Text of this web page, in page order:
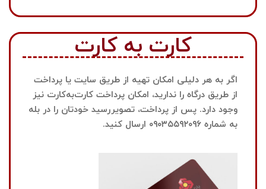
کارت به کارت
اگر به هر دلیلی امکان تهیه از طریق سایت یا پرداخت
از طریق درگاه را ندارید، امکان پرداخت کارت‌به‌کارت نیز
وجود دارد. پس از پرداخت، تصویررسید خودتان را در بله
به شماره ۰۹۰۳۵۵۹۲۰۹۶ ارسال کنید.